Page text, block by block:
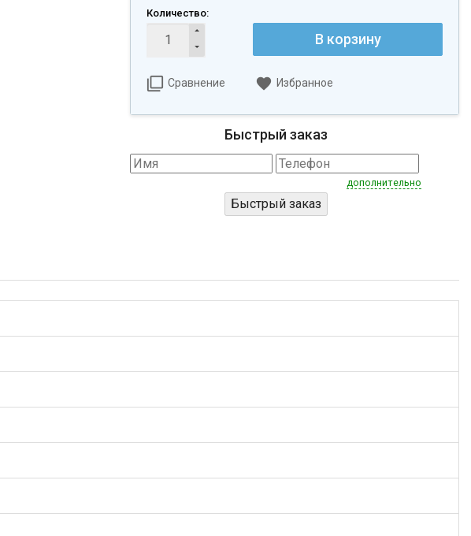
Количество:
В корзину
Сравнение Избранное
Быстрый заказ
дополнительно